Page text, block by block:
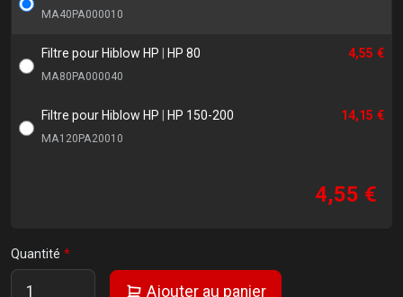
MA40PA000010
Filtre pour Hiblow HP HP 80
MA80PA000040
4,55 €
Filtre pour Hiblow HP HP 150-200
MA120PA20010
14,15 €
4,55 €
Quantité
Ajouter au panier